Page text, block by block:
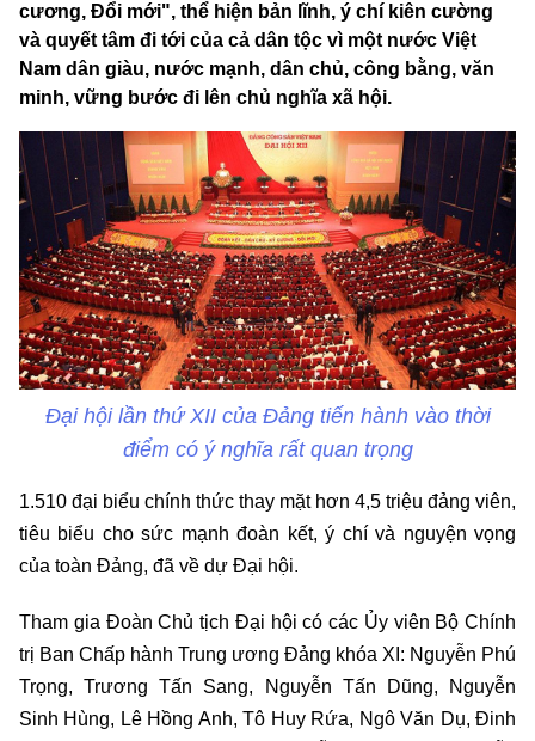
cương, Đổi mới", thể hiện bản lĩnh, ý chí kiên cường
và quyết tâm đi tới của cả dân tộc vì một nước Việt
Nam dân giàu, nước mạnh, dân chủ, công bằng, văn
minh, vững bước đi lên chủ nghĩa xã hội.
Đại hội lần thứ XII của Đảng tiến hành vào thời
điểm có ý nghĩa rất quan trọng
1.510 đại biểu chính thức thay mặt hơn 4,5 triệu đảng viên,
tiêu biểu cho sức mạnh đoàn kết, ý chí và nguyện vọng
của toàn Đảng, đã về dự Đại hội.
Tham gia Đoàn Chủ tịch Đại hội có các Ủy viên Bộ Chính
trị Ban Chấp hành Trung ương Đảng khóa XI: Nguyễn Phú
Trọng, Trương Tấn Sang, Nguyễn Tấn Dũng, Nguyễn
Sinh Hùng, Lê Hồng Anh, Tô Huy Rứa, Ngô Văn Dụ, Đinh